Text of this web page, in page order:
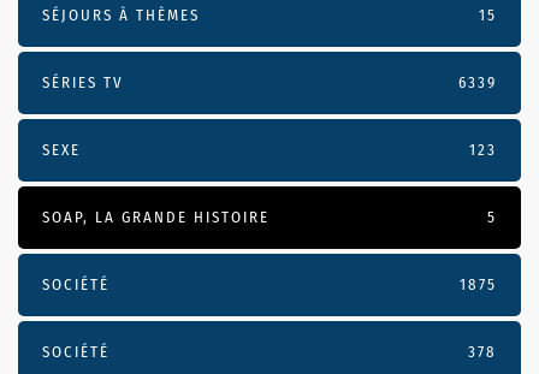
SÉJOURS À THÈMES 15
SÉRIES TV 6339
SEXE 123
SOAP, LA GRANDE HISTOIRE 5
SOCIÉTÉ 1875
SOCIÉTÉ 378